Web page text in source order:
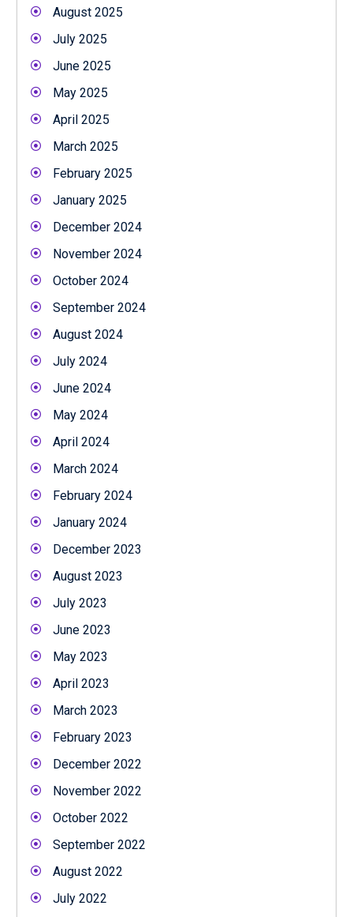
August 2025
July 2025
June 2025
May 2025
April 2025
March 2025
February 2025
January 2025
December 2024
November 2024
October 2024
September 2024
August 2024
July 2024
June 2024
May 2024
April 2024
March 2024
February 2024
January 2024
December 2023
August 2023
July 2023
June 2023
May 2023
April 2023
March 2023
February 2023
December 2022
November 2022
October 2022
September 2022
August 2022
July 2022